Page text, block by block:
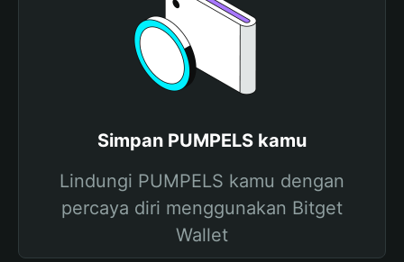
Simpan PUMPELS kamu
Lindungi PUMPELS kamu dengan
percaya diri menggunakan Bitget
Wallet